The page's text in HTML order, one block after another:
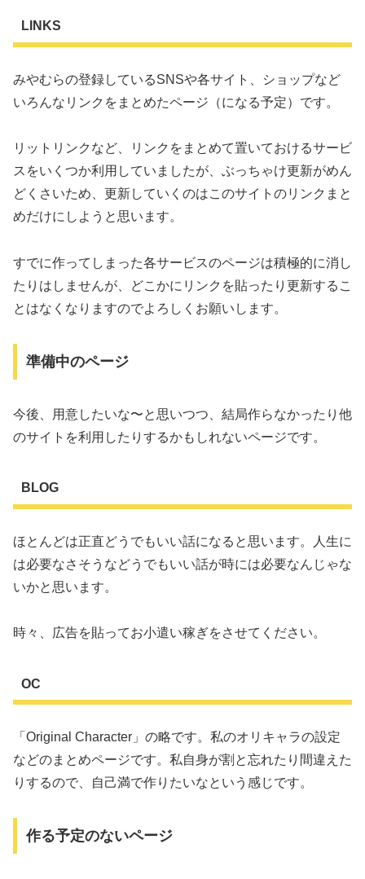
LINKS
みやむらの登録しているSNSや各サイト、ショップなど
いろんなリンクをまとめたページ（になる予定）です。
リットリンクなど、リンクをまとめて置いておけるサービ
スをいくつか利用していましたが、ぶっちゃけ更新がめん
どくさいため、更新していくのはこのサイトのリンクまと
めだけにしようと思います。
すでに作ってしまった各サービスのページは積極的に消し
たりはしませんが、どこかにリンクを貼ったり更新するこ
とはなくなりますのでよろしくお願いします。
準備中のページ
今後、用意したいな〜と思いつつ、結局作らなかったり他
のサイトを利用したりするかもしれないページです。
BLOG
ほとんどは正直どうでもいい話になると思います。人生に
は必要なさそうなどうでもいい話が時には必要なんじゃな
いかと思います。
時々、広告を貼ってお小遣い稼ぎをさせてください。
OC
「Original Character」の略です。私のオリキャラの設定
などのまとめページです。私自身が割と忘れたり間違えた
りするので、自己満で作りたいなという感じです。
作る予定のないページ